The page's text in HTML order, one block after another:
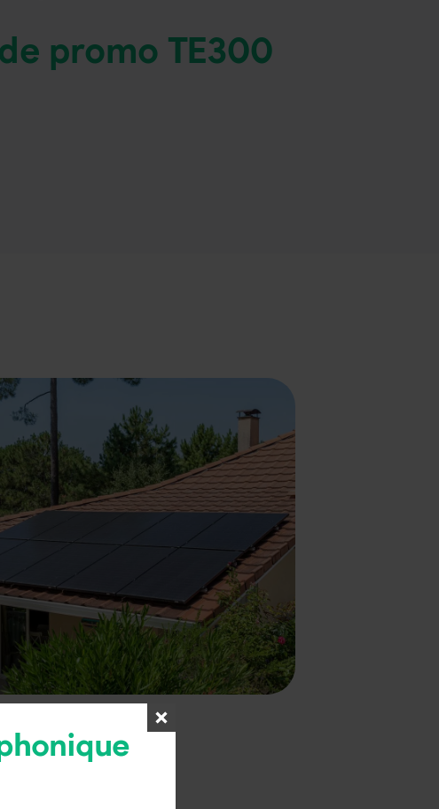
promo TE300